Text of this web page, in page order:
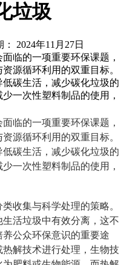
垃圾
2024年11月27日
临的一项重要环保课题，
源循环利用的双重目标。
碳生活，减少碳化垃圾的
一次性塑料制品的使用，
临的一项重要环保课题，
源循环利用的双重目标。
碳生活，减少碳化垃圾的
一次性塑料制品的使用，
收集与科学处理的策略。
活垃圾中有效分离，这不
公众环保意识的重要途
解技术进行处理，生物技